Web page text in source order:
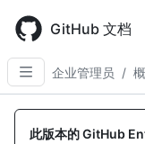
main
content
GitHub 文档
企业管理员 /
此版本的 GitHub